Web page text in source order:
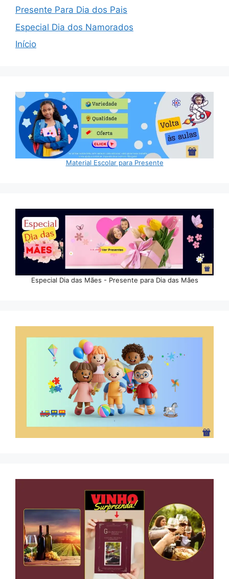
Presente Para Dia dos Pais
Especial Dia dos Namorados
Início
Material Escolar para Presente
Especial Dia das Mães - Presente para Dia das Mães